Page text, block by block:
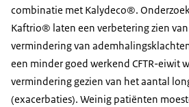
combinatie met Kalydeco®.
Kaftrio® laten een verbetering zien
vermindering van
een minder goed werkend CFTR-eiwit
vermindering gezien van het aantal
(exacerbaties). Weinig patiënten